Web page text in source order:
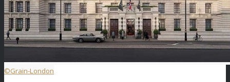
©Grain-London